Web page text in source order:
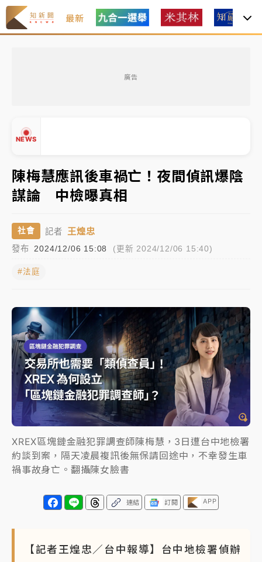
最新
廣告
NEWS
白海豚逼近！新北高灘地停車場下午4時強制拖吊 中午
開放水門周邊紅黃線停車
父親節玩樂園！六福村今明2天「爸爸免費」 遠雄海洋
買1送1
中颱白海豚環流掠北海！今明防劇烈降雨 東部高溫飆
中颱白海豚風雨來了！中部以北防豪雨 今晚、明天影
響最劇烈
白海豚逼近！新北高灘地停車場下午4時強制拖吊 中午
開放水門周邊紅黃線停車
父親節玩樂園！六福村今明2天「爸爸免費」 遠雄海洋
買1送1
中颱白海豚環流掠北海！今明防劇烈降雨 東部高溫飆
38度
陳梅慧應訊後車禍亡！夜間偵訊爆陰
謀論 中檢曝真相
社會 記者 王煌忠
發布 2024/12/06 15:08 (更新 2024/12/06 15:40)
#法庭
XREX區塊鏈金融犯罪調查師陳梅慧，3日遭台中地檢署
約談到案，隔天凌晨複訊後無保請回途中，不幸發生車
禍事故身亡。翻攝陳女臉書
連結 訂閱 APP
【記者王煌忠／台中報導】台中地檢署偵辦